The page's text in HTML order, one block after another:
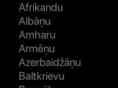
Afrikandu
Albāņu
Amharu
Armēņu
Azerbaidžāņu
Baltkrievu